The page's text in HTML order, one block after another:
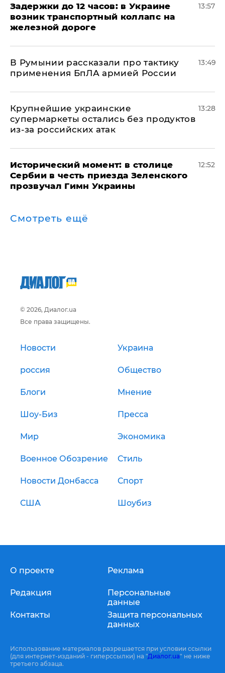
Задержки до 12 часов: в Украине
возник транспортный коллапс на
железной дороге
13:57
В Румынии рассказали про тактику
применения БпЛА армией России
13:49
Крупнейшие украинские
супермаркеты остались без продуктов
из-за российских атак
13:28
Исторический момент: в столице
Сербии в честь приезда Зеленского
прозвучал Гимн Украины
12:52
Смотреть ещё
© 2026, Диалог.ua
Все права защищены.
Новости Украина
россия Общество
Блоги Мнение
Шоу-Биз Пресса
Мир Экономика
Военное Обозрение Стиль
Новости Донбасса Спорт
США Шоубиз
О проекте
Редакция
Контакты
Реклама
Персональные
данные
Защита персональных
данных
Использование материалов разрешается при условии ссылки
(для интернет-изданий - гиперссылки) на "Диалог.ua" не ниже
третьего абзаца.